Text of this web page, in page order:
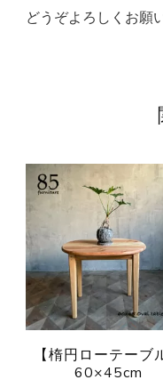
どうぞよろしくお願
【楕円ローテーブ
60×45cm